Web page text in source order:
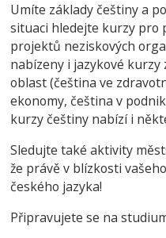
Umíte základy češtiny a
situaci hledejte kurzy pro
projektů neziskových
nabízeny i jazykové kurzy
oblast (čeština ve
ekonomy, čeština v
kurzy češtiny nabízí i
Sledujte také aktivity
že právě v blízkosti
českého jazyka!
Připravujete se na